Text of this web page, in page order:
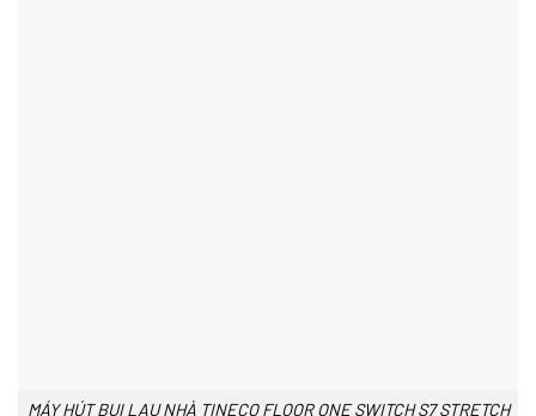
MÁY HÚT BỤI LAU NHÀ TINECO FLOOR ONE SWITCH S7 STRETCH